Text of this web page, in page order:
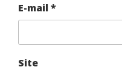
E-mail *
Site